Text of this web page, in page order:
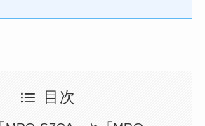
目次